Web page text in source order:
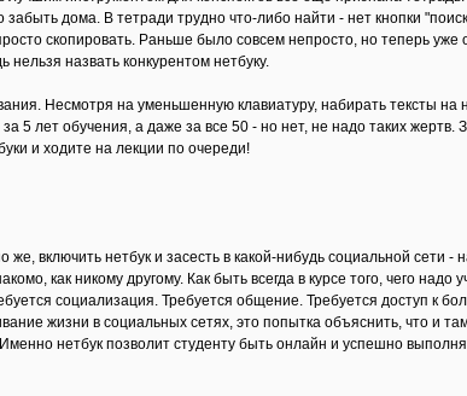
дома. В тетради трудно что-либо найти - нет кнопки
скопировать. Раньше было совсем непросто, но теперь уже
назвать конкурентом нетбуку.
Несмотря на уменьшенную клавиатуру, набирать тексты
5 лет обучения, а даже за все 50 - но нет, не надо таких
и ходите на лекции по очереди!
же, включить нетбук и засесть в какой-нибудь социальной
как никому другому. Как быть всегда в курсе того, чего
социализация. Требуется общение. Требуется доступ к
жизни в социальных сетях, это попытка объяснить, что и
нетбук позволит студенту быть онлайн и успешно